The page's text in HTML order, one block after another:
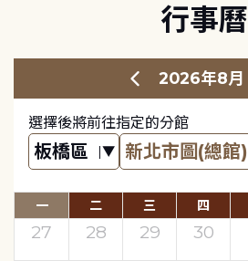
行事曆
2026年8月
選擇後將前往指定的分館
一 二 三 四
27 28 29 30